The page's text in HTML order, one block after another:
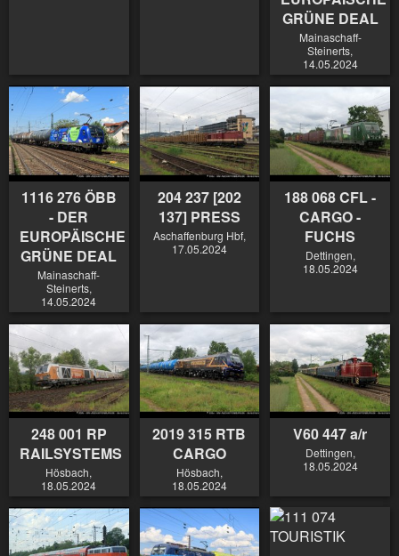
GRÜNE DEAL
Mainaschaff-
Steinerts,
14.05.2024
1116 276 ÖBB
- DER
EUROPÄISCHE
GRÜNE DEAL
Mainaschaff-
Steinerts,
14.05.2024
204 237 [202
137] PRESS
Aschaffenburg Hbf,
17.05.2024
188 068 CFL -
CARGO -
FUCHS
Dettingen,
18.05.2024
248 001 RP
RAILSYSTEMS
Hösbach,
18.05.2024
2019 315 RTB
CARGO
Hösbach,
18.05.2024
V60 447 a/r
Dettingen,
18.05.2024